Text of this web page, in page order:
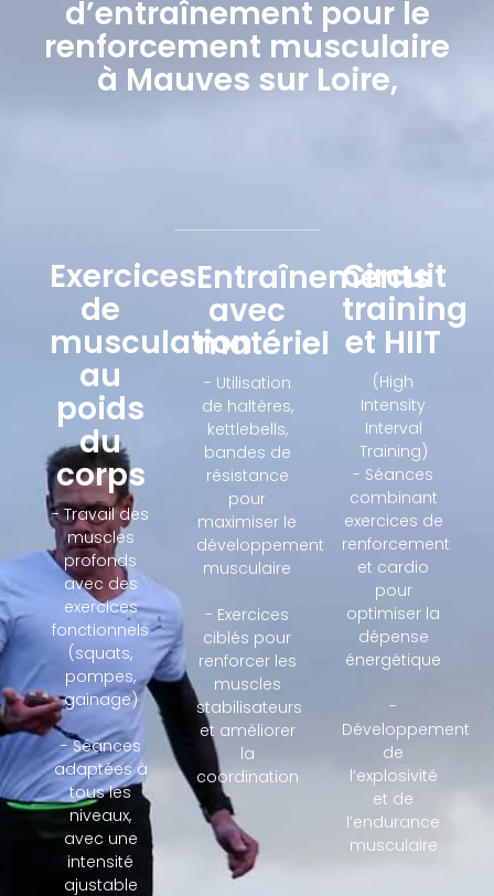
d’entraînement pour le
renforcement musculaire
à Mauves sur Loire,
Exercices
de
musculation
au
poids
du
corps
- Travail des
muscles
profonds
avec des
exercices
fonctionnels
(squats,
pompes,
gainage)
- Séances
adaptées à
tous les
niveaux,
avec une
intensité
ajustable
Entraînements
avec
matériel
- Utilisation
de haltères,
kettlebells,
bandes de
résistance
pour
maximiser le
développement
musculaire
- Exercices
ciblés pour
renforcer les
muscles
stabilisateurs
et améliorer
la
coordination
Circuit
training
et HIIT
(High
Intensity
Interval
Training)
- Séances
combinant
exercices de
renforcement
et cardio
pour
optimiser la
dépense
énergétique
-
Développement
de
l’explosivité
et de
l’endurance
musculaire